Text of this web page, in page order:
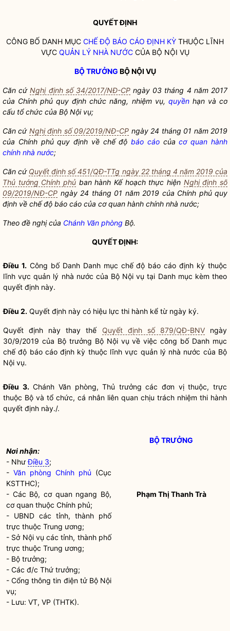
QUYẾT ĐỊNH
CÔNG BỐ DANH MỤC CHẾ ĐỘ BÁO CÁO ĐỊNH KỲ THUỘC LĨNH
VỰC QUẢN LÝ NHÀ NƯỚCCỦA BỘ NỘI VỤ
BỘ TRƯỞNG BỘNỘI VỤ
Căn cứNghị định số 34/2017/NĐ-CPngày 03 tháng 4 năm 2017
của Chính phủ quy định chức năng, nhiệm vụ, quyềnhạn và cơ
cấu tổ chức của Bộ Nội vụ;
Căn cứ Nghị định số 09/2019/NĐ-CP ngày 24 tháng 01 năm 2019
của Chính phủ quy định về chế độbáo cáocủacơ quan hành
chính nhà nước;
Căn cứ Quyết định số 451/QĐ-TTg ngày 22 tháng 4 năm 2019 của
Thủ tướng Chính phủ ban hành Kế hoạch thực hiện Nghị định số
09/2019/NĐ-CP ngày 24 tháng 01 năm 2019 của Chính phủ quy
định về chế độ báo cáo của cơ quan hành chính nhà nước;
Theo đề nghị của Chánh Văn phòng Bộ.
QUYẾT ĐỊNH:
Điều 1. Công bố Danh Danh mục chế độ báo cáo định kỳ thuộc
lĩnh vựcquản lý nhà nước của Bộ Nội vụ tại Danh mục kèm theo
quyết định này.
Điều 2. Quyết định này có hiệu lực thi hành kể từ ngày ký.
Quyết định này thay thế Quyết định số 879/QĐ-BNVngày
30/9/2019 của Bộ trưởng Bộ Nội vụ về việc công bố Danh mục
chế độ báo cáo định kỳ thuộc lĩnh vực quản lý nhà nước của Bộ
Nội vụ.
Điều 3. Chánh Văn phòng, Thủ trưởng các đơn vị thuộc, trực
thuộc Bộ và tổ chức, cá nhân liên quan chịu trách nhiệm thi hành
quyết định này./.
Nơi nhận:
- NhưĐiều 3;
-Văn phòng Chính phủ (Cục
KSTTHC);
- Các Bộ, cơ quan ngang Bộ,
cơ quan thuộc Chính phủ;
- UBND các tỉnh, thành phố
trực thuộc Trung ương;
- Sở Nội vụ các tỉnh, thành phố
trực thuộc Trung ương;
- Bộ trưởng;
- Các đ/c Thứ trưởng;
- Cổng thông tin điện tử Bộ Nội
vụ;
- Lưu: VT, VP (THTK).
BỘ TRƯỞNG
Phạm Thị Thanh Trà